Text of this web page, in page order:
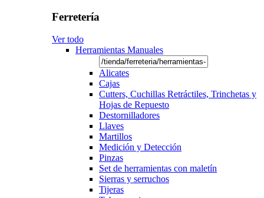
Ferretería
Ver todo
Herramientas Manuales
Alicates
Cajas
Cutters, Cuchillas Retráctiles, Trinchetas y
Hojas de Repuesto
Destornilladores
Llaves
Martillos
Medición y Detección
Pinzas
Set de herramientas con maletín
Sierras y serruchos
Tijeras